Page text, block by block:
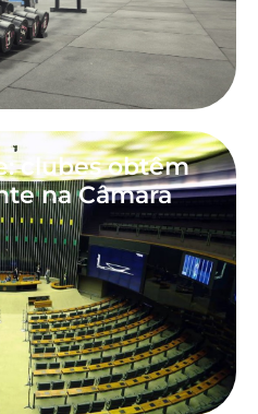
clubes obtêm
na Câmara